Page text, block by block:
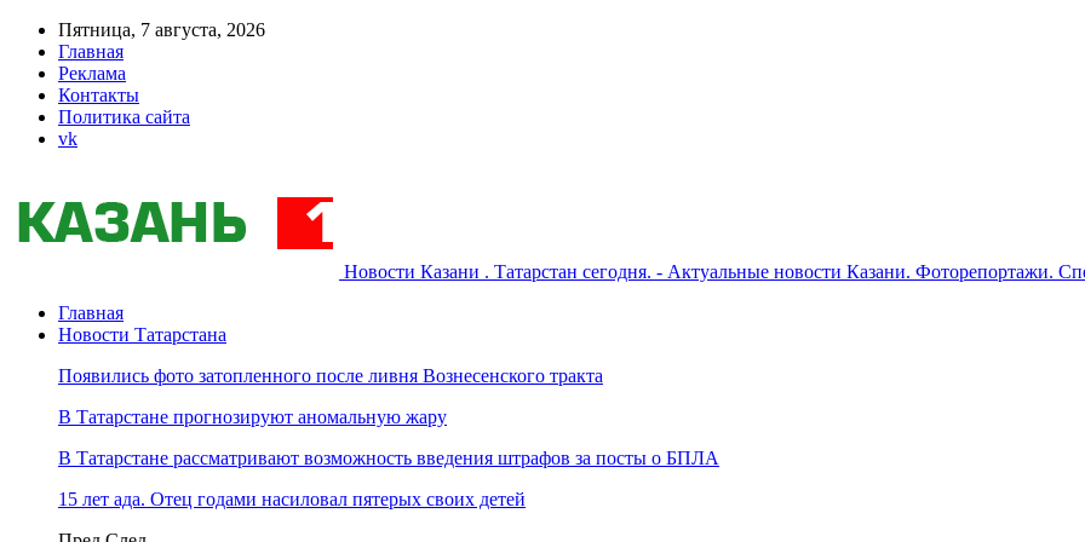
Пятница, 7 августа, 2026
Главная
Реклама
Контакты
Политика сайта
vk
Новости Казани . Татарстан сегодня. - Актуальные новости Казани. Фоторепортажи.
Главная
Новости Татарстана
Появились фото затопленного после ливня Вознесенского тракта
В Татарстане прогнозируют аномальную жару
В Татарстане рассматривают возможность введения штрафов за посты о БПЛА
15 лет ада. Отец годами насиловал пятерых своих детей